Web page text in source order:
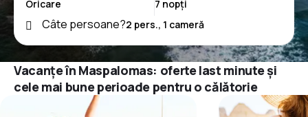
Câte persoane?
Vacanțe în Maspalomas: oferte last minute și
cele mai bune perioade pentru o călătorie